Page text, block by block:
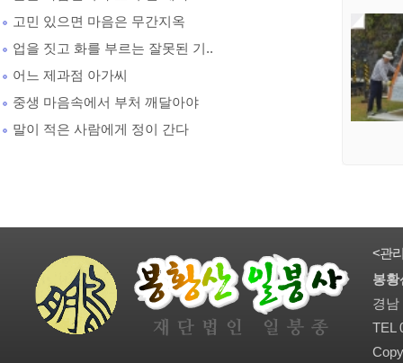
고민 있으면 마음은 무간지옥
업을 짓고 화를 부르는 잘못된 기..
어느 제과점 아가씨
중생 마음속에서 부처 깨달아야
말이 적은 사람에게 정이 간다
<관
봉황
경남
TEL